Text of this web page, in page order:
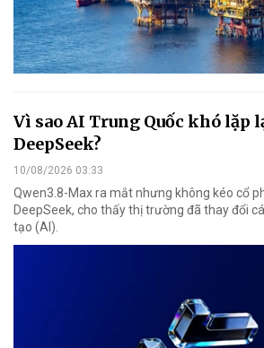
Vì sao AI Trung Quốc khó lặp
DeepSeek?
10/08/2026 03:33
Qwen3.8-Max ra mắt nhưng không kéo cổ
DeepSeek, cho thấy thị trường đã thay đổi
tạo (AI).